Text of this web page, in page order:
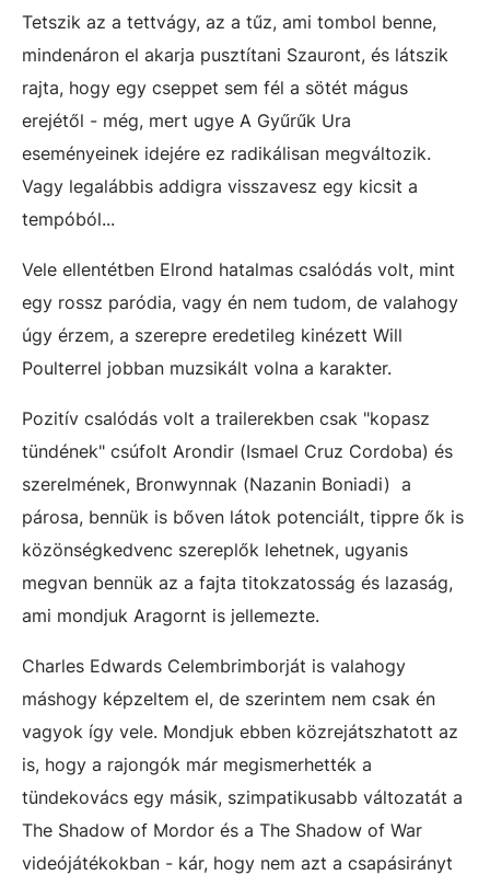
Tetszik az a tettvágy, az a tűz, ami tombol benne,
mindenáron el akarja pusztítani Szauront, és látszik
rajta, hogy egy cseppet sem fél a sötét mágus
erejétől - még, mert ugye A Gyűrűk Ura
eseményeinek idejére ez radikálisan megváltozik.
Vagy legalábbis addigra visszavesz egy kicsit a
tempóból...
Vele ellentétben Elrond hatalmas csalódás volt, mint
egy rossz paródia, vagy én nem tudom, de valahogy
úgy érzem, a szerepre eredetileg kinézett Will
Poulterrel jobban muzsikált volna a karakter.
Pozitív csalódás volt a trailerekben csak "kopasz
tündének" csúfolt Arondir (Ismael Cruz Cordoba) és
szerelmének, Bronwynnak (Nazanin Boniadi) a
párosa, bennük is bőven látok potenciált, tippre ők is
közönségkedvenc szereplők lehetnek, ugyanis
megvan bennük az a fajta titokzatosság és lazaság,
ami mondjuk Aragornt is jellemezte.
Charles Edwards Celembrimborját is valahogy
máshogy képzeltem el, de szerintem nem csak én
vagyok így vele. Mondjuk ebben közrejátszhatott az
is, hogy a rajongók már megismerhették a
tündekovács egy másik, szimpatikusabb változatát a
The Shadow of Mordor és a The Shadow of War
videójátékokban - kár, hogy nem azt a csapásirányt